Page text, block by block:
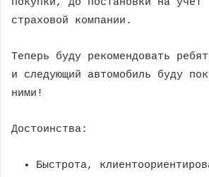
покупки, до постановки на учёт
страховой компании.
Теперь буду рекомендовать
и следующий автомобиль буду
ними!
Достоинства:
Быстрота,